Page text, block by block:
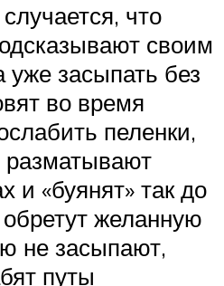
что
своим
засыпать без
во время
пеленки,
разматывают
и «буянят» так до
желанную
не засыпают,
путы